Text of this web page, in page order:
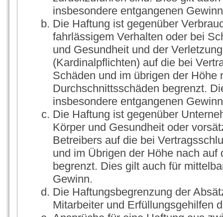
insbesondere entgangenen
Die Haftung ist gegenüber
fahrlässigem Verhalten oder bei
und Gesundheit und der
(Kardinalpflichten) auf die bei
Schäden und im übrigen der Höhe
Durchschnittsschäden begrenzt.
insbesondere entgangenen
Die Haftung ist gegenüber
Körper und Gesundheit oder
Betreibers auf die bei
und im Übrigen der Höhe nach
begrenzt. Dies gilt auch für
Gewinn.
Die Haftungsbegrenzung der
Mitarbeiter und Erfüllungsgehilfen